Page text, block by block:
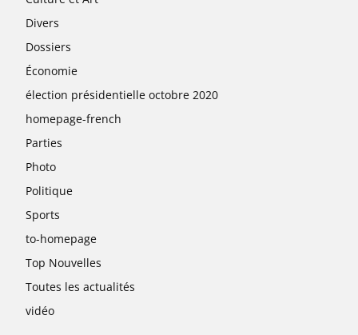
Divers
Dossiers
Économie
élection présidentielle octobre 2020
homepage-french
Parties
Photo
Politique
Sports
to-homepage
Top Nouvelles
Toutes les actualités
vidéo